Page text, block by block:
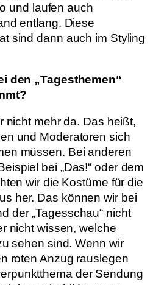
und laufen auch
entlang. Diese
sind dann auch im Styling
den „Tagesthemen“
nicht mehr da. Das heißt,
und Moderatoren sich
müssen. Bei anderen
bei „Das!“ oder dem
wir die Kostüme für die
her. Das können wir bei
der „Tagesschau“ nicht
nicht wissen, welche
sehen sind. Wenn wir
roten Anzug rauslegen
der Sendung